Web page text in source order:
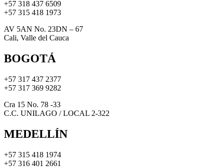
+57 318 437 6509
+57 315 418 1973
AV 5AN No. 23DN – 67
Cali, Valle del Cauca
BOGOTÁ
+57 317 437 2377
+57 317 369 9282
Cra 15 No. 78 -33
C.C. UNILAGO / LOCAL 2-322
MEDELLÍN
+57 315 418 1974
+57 316 401 2661